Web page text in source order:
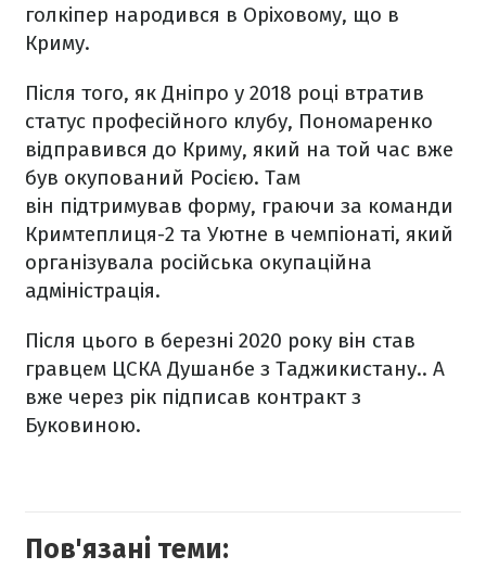
голкіпер народився в Оріховому, що в
Криму.
Після того, як Дніпро у 2018 році втратив
статус професійного клубу, Пономаренко
відправився до Криму, який на той час вже
був окупований Росією. Там
він підтримував форму, граючи за команди
Кримтеплиця-2 та Уютне в чемпіонаті, який
організувала російська окупаційна
адміністрація.
Після цього в березні 2020 року він став
гравцем ЦСКА Душанбе з Таджикистану.. А
вже через рік підписав контракт з
Буковиною.
Пов'язані теми: